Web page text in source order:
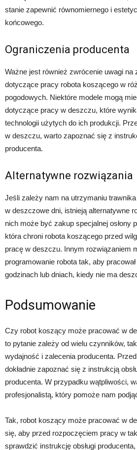
stanie zapewnić równomiernego i
końcowego.
Ograniczenia producenta
Ważne jest również zwrócenie uwagi na
dotyczące pracy robota koszącego w
pogodowych. Niektóre modele mogą
dotyczące pracy w deszczu, które
technologii użytych do ich produkcji.
w deszczu, warto zapoznać się z
producenta.
Alternatywne rozwiązania
Jeśli zależy nam na utrzymaniu
w deszczowe dni, istnieją alternatywne
nich może być zakup specjalnej osłony
która chroni robota koszącego przed
pracę w deszczu. Innym rozwiązaniem
programowanie robota tak, aby
godzinach lub dniach, kiedy nie ma
Podsumowanie
Czy robot koszący może pracować w
to pytanie zależy od wielu czynników,
wydajność i zalecenia producenta.
dokładnie zapoznać się z instrukcją
producenta. W przypadku wątpliwości,
profesjonalistą, który pomoże nam
Tak, robot koszący może pracować w
się, aby przed rozpoczęciem pracy w
sprawdzić instrukcję obsługi